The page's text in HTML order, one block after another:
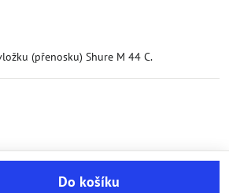
(přenosku) Shure M 44 C.
Do košíku